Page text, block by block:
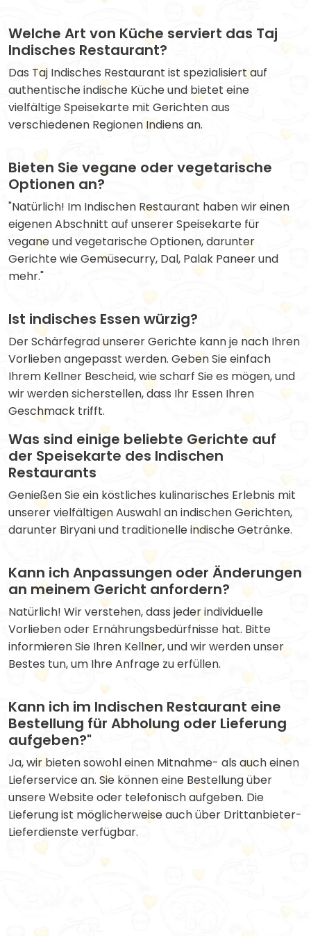
Welche Art von Küche serviert das Taj
Indisches Restaurant?
Das Taj Indisches Restaurant ist spezialisiert auf
authentische indische Küche und bietet eine
vielfältige Speisekarte mit Gerichten aus
verschiedenen Regionen Indiens an.
Bieten Sie vegane oder vegetarische
Optionen an?
"Natürlich! Im Indischen Restaurant haben wir einen
eigenen Abschnitt auf unserer Speisekarte für
vegane und vegetarische Optionen, darunter
Gerichte wie Gemüsecurry, Dal, Palak Paneer und
mehr."
Ist indisches Essen würzig?
Der Schärfegrad unserer Gerichte kann je nach Ihren
Vorlieben angepasst werden. Geben Sie einfach
Ihrem Kellner Bescheid, wie scharf Sie es mögen, und
wir werden sicherstellen, dass Ihr Essen Ihren
Geschmack trifft.
Was sind einige beliebte Gerichte auf
der Speisekarte des Indischen
Restaurants
Genießen Sie ein köstliches kulinarisches Erlebnis mit
unserer vielfältigen Auswahl an indischen Gerichten,
darunter Biryani und traditionelle indische Getränke.
Kann ich Anpassungen oder Änderungen
an meinem Gericht anfordern?
Natürlich! Wir verstehen, dass jeder individuelle
Vorlieben oder Ernährungsbedürfnisse hat. Bitte
informieren Sie Ihren Kellner, und wir werden unser
Bestes tun, um Ihre Anfrage zu erfüllen.
Kann ich im Indischen Restaurant eine
Bestellung für Abholung oder Lieferung
aufgeben?"
Ja, wir bieten sowohl einen Mitnahme- als auch einen
Lieferservice an. Sie können eine Bestellung über
unsere Website oder telefonisch aufgeben. Die
Lieferung ist möglicherweise auch über Drittanbieter-
Lieferdienste verfügbar.